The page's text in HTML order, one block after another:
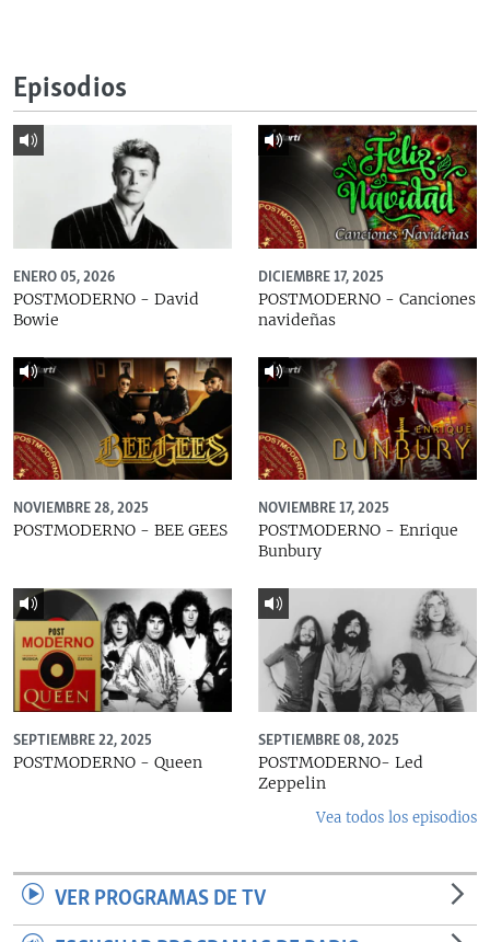
Episodios
ENERO 05, 2026
POSTMODERNO - David
Bowie
DICIEMBRE 17, 2025
POSTMODERNO - Canciones
navideñas
NOVIEMBRE 28, 2025
POSTMODERNO - BEE GEES
NOVIEMBRE 17, 2025
POSTMODERNO - Enrique
Bunbury
SEPTIEMBRE 22, 2025
POSTMODERNO - Queen
SEPTIEMBRE 08, 2025
POSTMODERNO- Led
Zeppelin
Vea todos los episodios
VER PROGRAMAS DE TV